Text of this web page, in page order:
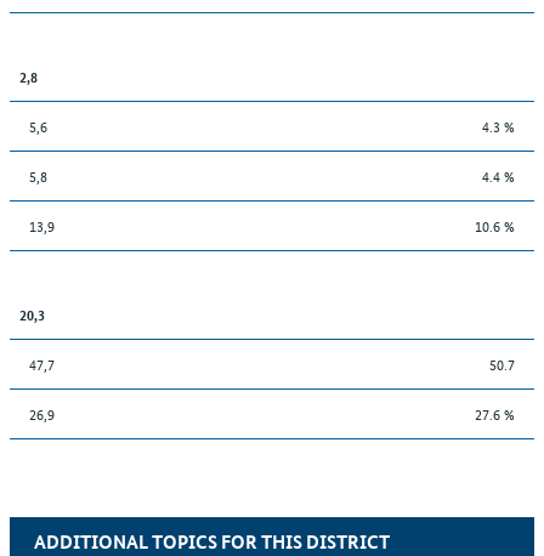
2,8
5,6 4.3 %
5,8 4.4 %
13,9 10.6 %
20,3
47,7 50.7
26,9 27.6 %
ADDITIONAL TOPICS FOR THIS DISTRICT